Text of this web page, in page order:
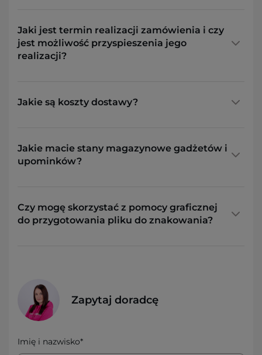
Jaki jest termin realizacji zamówienia i czy
jest możliwość przyspieszenia jego
realizacji?
Jakie są koszty dostawy?
Jakie macie stany magazynowe gadżetów i
upominków?
Czy mogę skorzystać z pomocy graficznej
do przygotowania pliku do znakowania?
Zapytaj doradcę
Imię i nazwisko*